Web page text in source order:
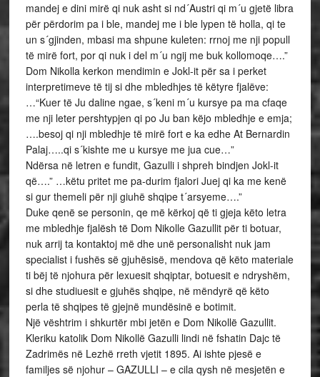
mandej e dini mirë qi nuk asht si nd´Austri qi m´u gjetë libra
për përdorim pa i ble, mandej me i ble lypen të holla, qi te
un s´gjinden, mbasi ma shpune kuleten: rrnoj me nji popull
të mirë fort, por qi nuk i del m´u ngij me buk kollomoqe….”
Dom Nikolla kerkon mendimin e Jokl-it për sa i perket
interpretimeve të tij si dhe mbledhjes të këtyre fjalëve:
…“Kuer të Ju daline ngae, s´keni m´u kursye pa ma cfaqe
me nji leter pershtypjen qi po Ju ban këjo mbledhje e emja;
….besoj qi nji mbledhje të mirë fort e ka edhe At Bernardin
Palaj…..qi s´kishte me u kursye me jua cue…”
Ndërsa në letren e fundit, Gazulli i shpreh bindjen Jokl-it
që….” …këtu pritet me pa-durim fjalori Juej qi ka me kenë
si gur themeli për nji giuhë shqipe t´arsyeme….”
Duke qenë se personin, qe më kërkoj që ti gjeja këto letra
me mbledhje fjalësh të Dom Nikolle Gazullit për ti botuar,
nuk arrij ta kontaktoj më dhe unë personalisht nuk jam
specialist i fushës së gjuhësisë, mendova që këto materiale
ti bëj të njohura për lexuesit shqiptar, botuesit e ndryshëm,
si dhe studiuesit e gjuhës shqipe, në mëndyrë që këto
perla të shqipes të gjejnë mundësinë e botimit.
Një vështrim i shkurtër mbi jetën e Dom Nikollë Gazullit.
Kleriku katolik Dom Nikollë Gazulli lindi në fshatin Dajc të
Zadrimës në Lezhë rreth vjetit 1895. Ai ishte pjesë e
familjes së njohur – GAZULLI – e cila qysh në mesjetën e